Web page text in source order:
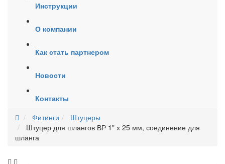
Инструкции
О компании
Как стать партнером
Новости
Контакты
Фитинги
Штуцеры
Штуцер для шлангов ВР 1" х 25 мм, соединение для
шланга